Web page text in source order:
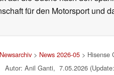
für den Motorsport und
Newsarchiv> News 2026-05> Hisense
Autor: Anil Ganti, 7.05.2026